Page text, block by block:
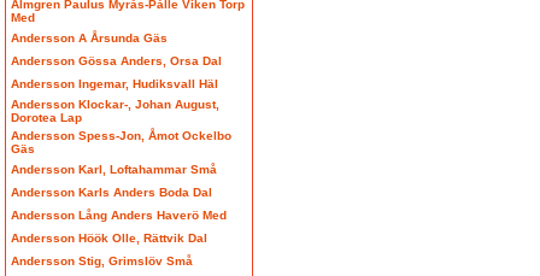
Almgren Paulus Myrås-Pålle Viken Torp
Med
Andersson A Årsunda Gäs
Andersson Gössa Anders, Orsa Dal
Andersson Ingemar, Hudiksvall Häl
Andersson Klockar-, Johan August,
Dorotea Lap
Andersson Spess-Jon, Åmot Ockelbo
Gäs
Andersson Karl, Loftahammar Små
Andersson Karls Anders Boda Dal
Andersson Lång Anders Haverö Med
Andersson Höök Olle, Rättvik Dal
Andersson Stig, Grimslöv Små